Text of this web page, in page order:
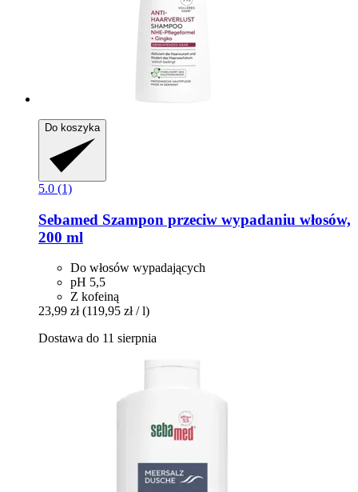
Do koszyka
5.0 (1)
Sebamed Szampon przeciw wypadaniu włosów,
200 ml
Do włosów wypadających
pH 5,5
Z kofeiną
23,99 zł (119,95 zł / l)
Dostawa do 11 sierpnia